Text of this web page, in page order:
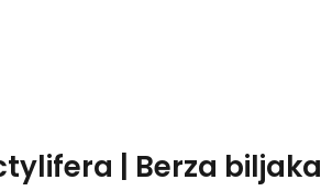
| Berza biljaka